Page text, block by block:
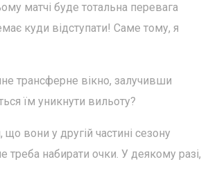
матчі буде тотальна перевага
куди відступати! Саме тому, я
трансферне вікно, залучивши
їм уникнути вильоту?
вони у другій частині сезону
набирати очки. У деякому разі,